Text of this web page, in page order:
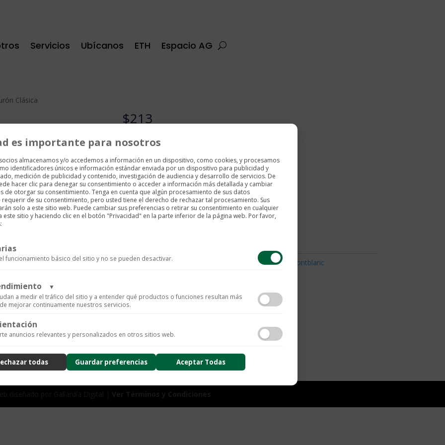
Servicios Ubícanos ETH Espacio AG
Clásica
$213
Hebilla ardillón paladiada con acabado brillante
Montblanc
2 disponibles
Cinturón
Añadir al carrito
SKU:MB009693 Accesorios Montblanc Montblanc
es importante para nosotros
almacenamos y/o accedemos a información en un dispositivo, como cookies, y procesamos
identificadores únicos e información estándar enviada por un dispositivo para publicidad y
medición de publicidad y contenido, investigación de audiencia y desarrollo de servicios. De
hacer clic para denegar su consentimiento o acceder a información más detallada y cambiar
de otorgar su consentimiento. Tenga en cuenta que algún procesamiento de sus datos
de su consentimiento, pero usted tiene el derecho de rechazar tal procesamiento. Sus
solo a este sitio web. Puede cambiar sus preferencias o retirar su consentimiento en cualquier
este sitio y haciendo clic en el botón "Privacidad" en la parte inferior de la página web. Por favor,
funcionamiento básico del sitio y no se pueden desactivar.
▼
a medir el tráfico del sitio y a entender qué productos o funciones resultan más
mejorar continuamente nuestros servicios.
para recopilar datos de uso anónimos, lo que nos permite analizar el rendimiento de nuestro contenido y las
de la experiencia del usuario (UX), incluyendo mapas de calor, análisis de zona, grabaciones de sesión
anuncios relevantes y personalizados en otros sitios web.
todas Guardar preferencias Aceptar Todas